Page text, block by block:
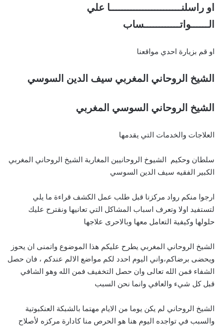
او راسلنــــــــــــــــــــــــا علي
الــــــواتــــــــــــساب
او قم بزيارة احدي مواقعنا
الشيخ الروحاني المغربي سيف الدين السوسي
الشيخ الروحاني السوسي المغربي
العلاجات والخدمات التي يقدمها
سلطان وحكيم الشيوخ الروحانيين المغاربة الشيخ الروحاني المغربي
الكبير الفقيه سيف الدين السوسي
ارجوا منكم رواد مركزنا قبل طلب عمل الكشف قراءة ما يلي
لتستفيد اولا وتعرف اسباب المشاكل التي تعانيها ونقترح عليك
حلولها وكيفية التعامل معها وبالاحرى علاجها
الشيخ الروحاني المغربي يطرح عليكم هذا الموضوع واتمنى ان يحوز
ويحضى برضاكم،واني اليوم احدد لكم مواضع الالم عندكم ، فان حصل
الشفاء فمن الله تعالى وان حصل التخفيف فمن الله وهو الشافي
قبل كل شيء والعافي وانما نحن السبب
الشيخ الروحاني لم يكن يوما من الايام مهتما بالشبكة العنكبوتية
والسبب في تواجده اليوم هنا هو الحرص منا كادارة مركزه لأصلاح